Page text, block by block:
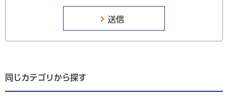
同じカテゴリから探す